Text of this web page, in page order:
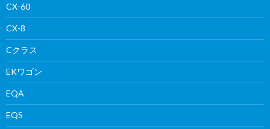
CX-60
CX-8
Cクラス
EKワゴン
EQA
EQS